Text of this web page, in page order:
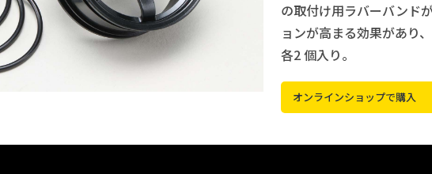
の取付け用ラバーバンド
ョンが高まる効果があり
各2 個入り。
オンラインショップで購入